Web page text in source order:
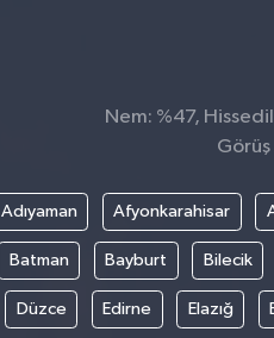
Nem: %47,
Görüş
Adıyaman Afyonkarahisar
Batman Bayburt Bilecik
Düzce Edirne Elazığ